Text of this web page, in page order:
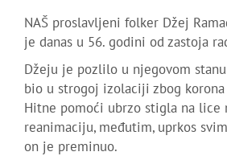
NAŠ proslavljeni folker Džej
je danas u 56. godini od zastoja
Džeju je pozlilo u njegovom
bio u strogoj izolaciji zbog
Hitne pomoći ubrzo stigla na lice
reanimaciju, međutim, uprkos
on je preminuo.